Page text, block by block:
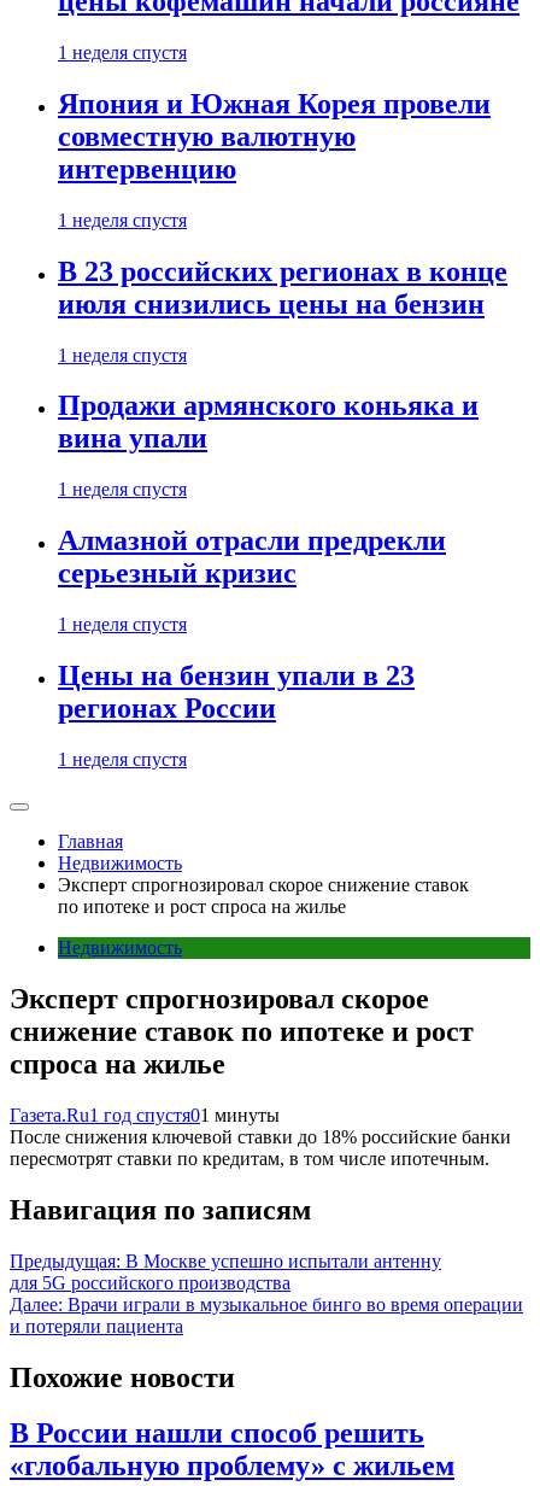
1 неделя спустя
Япония и Южная Корея провели
совместную валютную
интервенцию
1 неделя спустя
В 23 российских регионах в конце
июля снизились цены на бензин
1 неделя спустя
Продажи армянского коньяка и
вина упали
1 неделя спустя
Алмазной отрасли предрекли
серьезный кризис
1 неделя спустя
Цены на бензин упали в 23
регионах России
1 неделя спустя
Главная
Недвижимость
Эксперт спрогнозировал скорое снижение ставок
по ипотеке и рост спроса на жилье
Недвижимость
Эксперт спрогнозировал скорое
снижение ставок по ипотеке и рост
спроса на жилье
Газета.Ru1 год спустя01 минуты
После снижения ключевой ставки до 18% российские банки
пересмотрят ставки по кредитам, в том числе ипотечным.
Навигация по записям
Предыдущая: В Москве успешно испытали антенну
для 5G российского производства
Далее: Врачи играли в музыкальное бинго во время операции
и потеряли пациента
Похожие новости
В России нашли способ решить
«глобальную проблему» с жильем